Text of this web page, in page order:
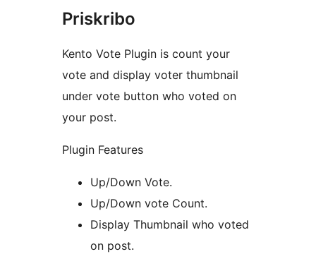
Priskribo
Kento Vote Plugin is count your
vote and display voter thumbnail
under vote button who voted on
your post.
Plugin Features
Up/Down Vote.
Up/Down vote Count.
Display Thumbnail who voted
on post.